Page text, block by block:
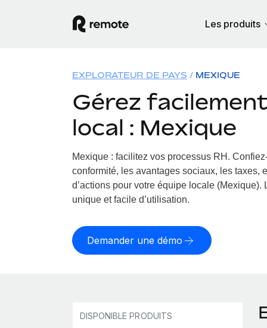
Les produits
EXPLORATEUR DE PAYS MEXIQUE
Gérez facilement
local : Mexique
Mexique : facilitez vos processus RH.
conformité, les avantages sociaux, les taxes,
d’actions pour votre équipe locale (Mexique).
unique et facile d’utilisation.
Demander une démo
DISPONIBLE PRODUITS